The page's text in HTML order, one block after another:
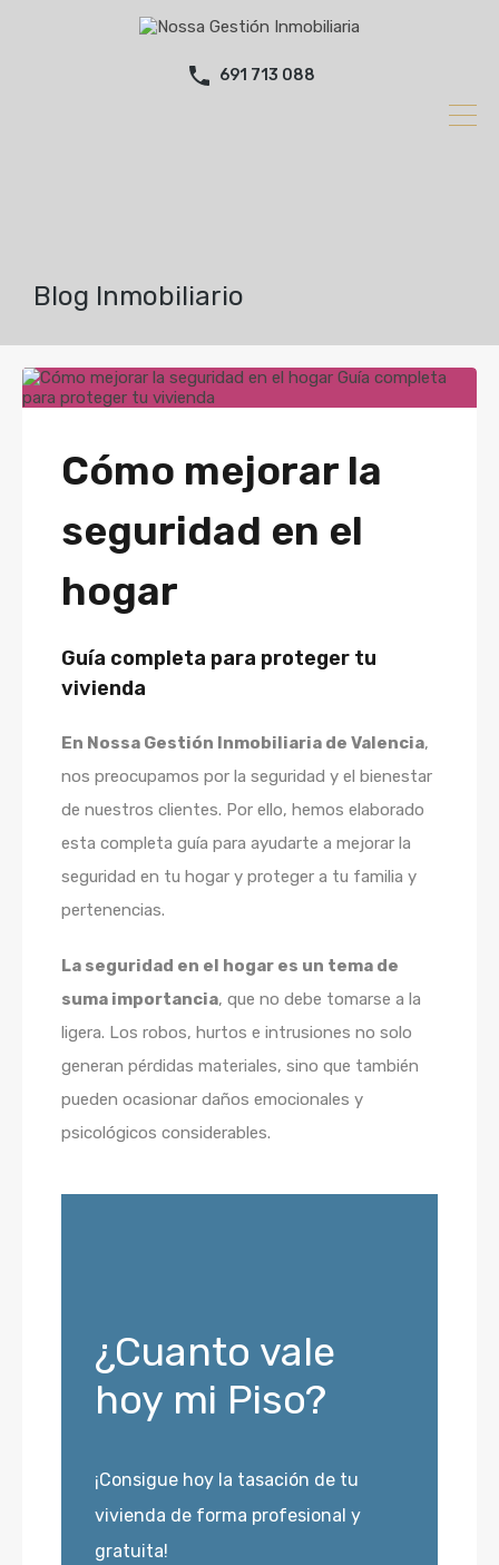
691 713 088
Blog Inmobiliario
Cómo mejorar la
seguridad en el
hogar
Guía completa para proteger tu
vivienda
En Nossa Gestión Inmobiliaria de Valencia,
nos preocupamos por la seguridad y el bienestar
de nuestros clientes. Por ello, hemos elaborado
esta completa guía para ayudarte a mejorar la
seguridad en tu hogar y proteger a tu familia y
pertenencias.
La seguridad en el hogar es un tema de
suma importancia, que no debe tomarse a la
ligera. Los robos, hurtos e intrusiones no solo
generan pérdidas materiales, sino que también
pueden ocasionar daños emocionales y
psicológicos considerables.
¿Cuanto vale
hoy mi Piso?
¡Consigue hoy la tasación de tu
vivienda de forma profesional y
gratuita!